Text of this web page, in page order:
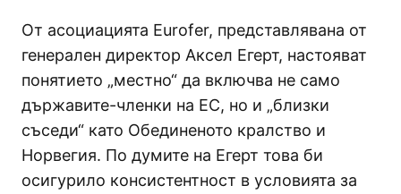
От асоциацията Eurofer, представлявана от
генерален директор Аксел Егерт, настояват
понятието „местно“ да включва не само
държавите-членки на ЕС, но и „близки
съседи“ като Обединеното кралство и
Норвегия. По думите на Егерт това би
осигурило консистентност в условията за